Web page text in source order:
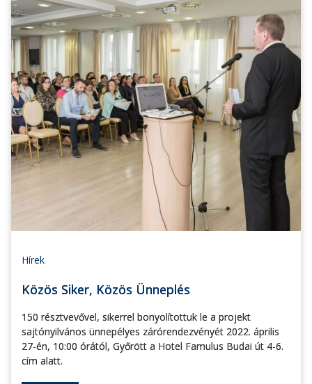
Hírek
Közös Siker, Közös Ünneplés
150 résztvevővel, sikerrel bonyolítottuk le a projekt
sajtónyilvános ünnepélyes zárórendezvényét 2022. április
27-én, 10:00 órától, Győrött a Hotel Famulus Budai út 4-6.
cím alatt.